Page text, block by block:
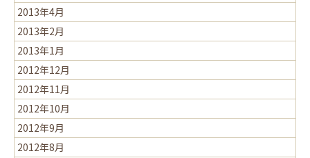
2013年4月
2013年2月
2013年1月
2012年12月
2012年11月
2012年10月
2012年9月
2012年8月